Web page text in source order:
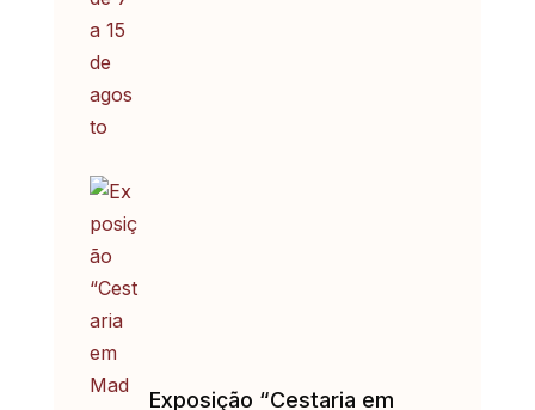
Exposição “Cestaria em